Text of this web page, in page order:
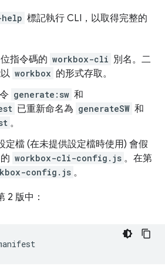
標記執行 CLI，以取得完整的
指令碼的 workbox-cli 別名。二
workbox 的形式存取。
generate:sw 和
已重新命名為 generateSW 和
。
定檔 (在未提供設定檔時使用) 會假
workbox-cli-config.js 。在第
config.js 。
2 版中：